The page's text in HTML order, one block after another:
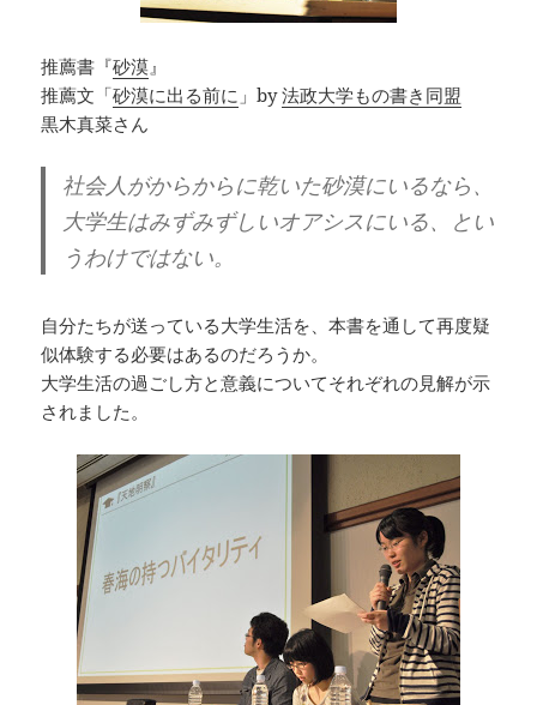
推薦書『砂漠 』
推薦文「砂漠に出る前に 」by法政大学もの書き同盟
黒木真菜さん
社会人がからからに乾いた砂漠にいるなら、
大学生はみずみずしいオアシスにいる、とい
うわけではない。
自分たちが送っている大学生活を、本書を通して再度疑
似体験する必要はあるのだろうか。
大学生活の過ごし方と意義についてそれぞれの見解が示
されました。